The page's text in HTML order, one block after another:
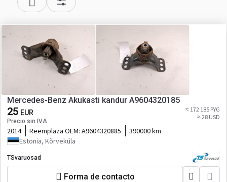
Mercedes-Benz Akukasti kandur A9604320185
25 EUR
Precio sin IVA
≈ 172 185 PYG
≈ 28 USD
2014 Reemplaza OEM: A9604320885
390000 km
Estonia, Kõrveküla
TSvaruosad
Forma de contacto